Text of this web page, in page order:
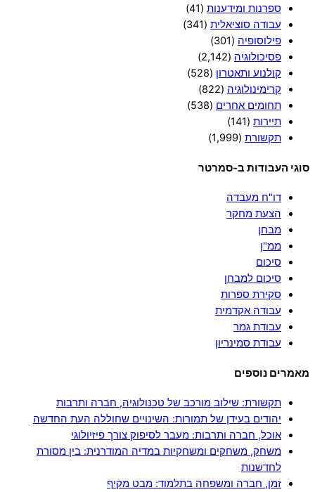
ספרנות ומידענות (41)
עבודה סוציאלית (341)
פילוסופיה (301)
פסיכולוגיה (2,142)
קולנוע ותאטרון (528)
קרימינולוגיה (822)
תחומים אחרים (538)
תיירות (141)
תקשורת (1,999)
סוגי העבודות ב-סמרטר
דו"ח מעבדה
הצעת מחקר
מבחן
ממ"ן
סיכום
סיכום למבחן
סקירת ספרות
עבודה אקדמית
עבודת גמר
עבודת סמינריון
מאמרים נוספים
תקשורת: שילוב מורכב של טכנולוגיה, חברה ותרבות
יהודים בעידן של תמורות: השינויים שחוללה העת החדשה
אוכל, חברה ותרבות: מעבר לסיפוק צורך פיזיולוגי
משחק, משחקים ומשחקיות במדיה המודרנית: בין מסורת
לחדשנות
זמן, חברה ומשפחה בתלמוד: מבט מקיף